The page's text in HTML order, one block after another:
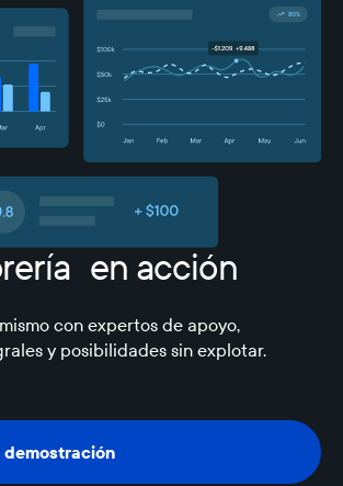
en acción
con expertos de apoyo,
y posibilidades sin explotar.
demostración
demostración